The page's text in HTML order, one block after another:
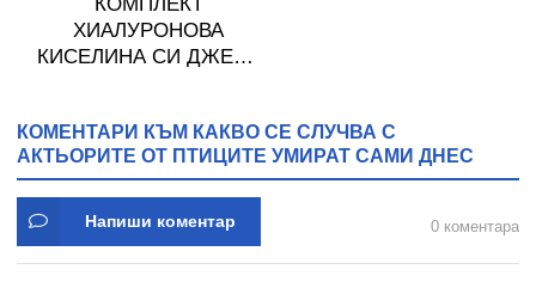
ХИАЛУРОНОВА
КИСЕЛИНА СИ ДЖЕЛИ
КОМЕНТАРИ КЪМ КАКВО СЕ СЛУЧВА С
АКТЬОРИТЕ ОТ ПТИЦИТЕ УМИРАТ САМИ ДНЕС
Напиши коментар 0 коментара